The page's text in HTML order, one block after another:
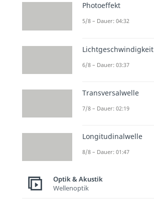
Photoeffekt
5/8 – Dauer: 04:32
Lichtgeschwindigkeit
6/8 – Dauer: 03:37
Transversalwelle
7/8 – Dauer: 02:19
Longitudinalwelle
8/8 – Dauer: 01:47
Optik & Akustik
Wellenoptik